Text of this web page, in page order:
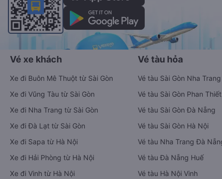
Vé xe khách
Xe đi Buôn Mê Thuột từ Sài Gòn
Xe đi Vũng Tàu từ Sài Gòn
Xe đi Nha Trang từ Sài Gòn
Xe đi Đà Lạt từ Sài Gòn
Xe đi Sapa từ Hà Nội
Xe đi Hải Phòng từ Hà Nội
Xe đi Vinh từ Hà Nội
Vé tàu hỏa
Vé tàu Sài Gòn Nha Trang
Vé tàu Sài Gòn Phan Thiết
Vé tàu Sài Gòn Đà Nẵng
Vé tàu Sài Gòn Hà Nội
Vé tàu Nha Trang Đà
Vé tàu Đà Nẵng Huế
Vé tàu Hà Nội Vinh